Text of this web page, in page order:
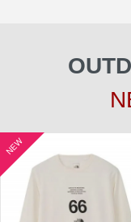
NEW